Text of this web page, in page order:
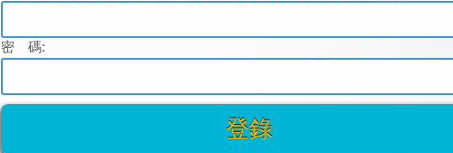
密 碼: